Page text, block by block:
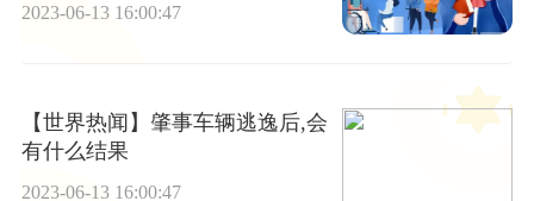
2023-06-13 16:00:47
【世界热闻】肇事车辆逃逸后,会
有什么结果
2023-06-13 16:00:47